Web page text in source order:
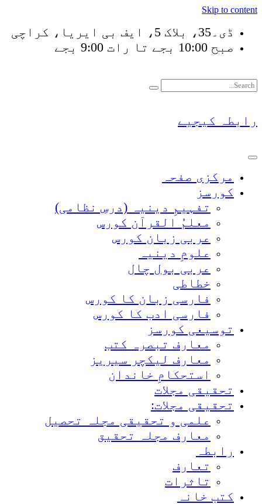
Skip to content
ڈی۔35، بلاک 5، ایف بی ایریا، کراچی
صبح 10:00 بجے تا رات 9:00 بجے
رابطہ کیجیے
مرکزی صفحہ
کورسز
تفہیمِ دینیہ (درسِ نظامی)
معلمُ القرآن کورس
عربی زبان کورس
علومِ دینیہ
عربی بول چال
خطاطی
فارسی زبان کا کورس
فارسی ادب کا کورس
توسیعی کورسز
معارف تبصرہ کتب
معارف لیکچر سیریز
استحکامِ خاندان
تحقیقی مجلات
تحقیقی مجلات:
علمی و تحقیقی مجلہ تحصیل
معارف مجلہ تحقیق
رابطہ
تعارف
تاثرات
کتب خانہ